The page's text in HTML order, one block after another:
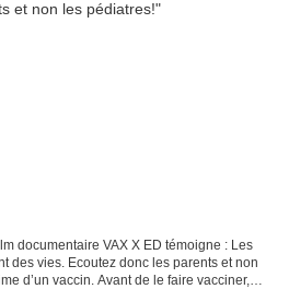
documentaire VAX X ED témoigne : Les
des vies. Ecoutez donc les parents et non
d’un vaccin. Avant de le faire vacciner,